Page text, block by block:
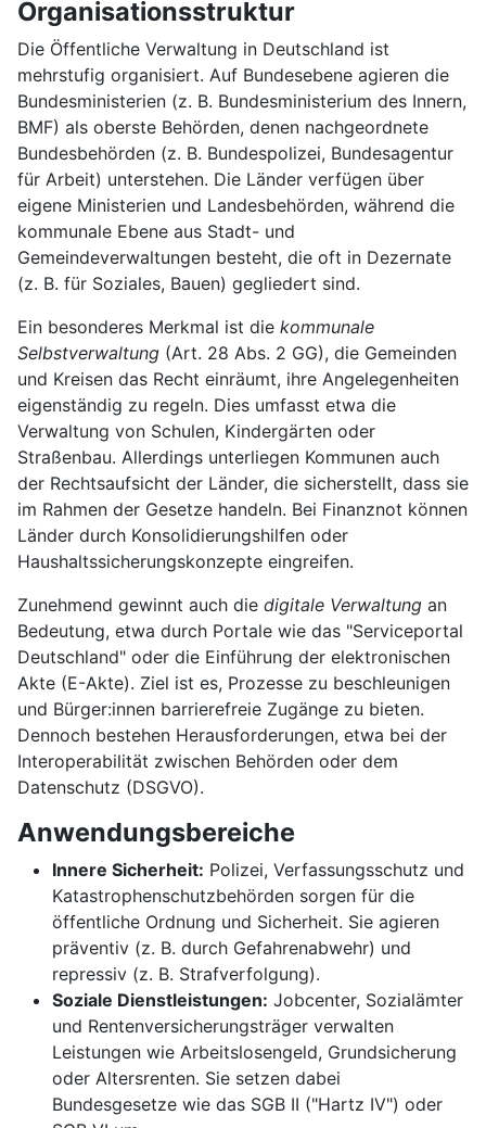
Organisationsstruktur
Die Öffentliche Verwaltung in Deutschland ist
mehrstufig organisiert. Auf Bundesebene agieren die
Bundesministerien (z. B. Bundesministerium des Innern,
BMF) als oberste Behörden, denen nachgeordnete
Bundesbehörden (z. B. Bundespolizei, Bundesagentur
für Arbeit) unterstehen. Die Länder verfügen über
eigene Ministerien und Landesbehörden, während die
kommunale Ebene aus Stadt- und
Gemeindeverwaltungen besteht, die oft in Dezernate
(z. B. für Soziales, Bauen) gegliedert sind.
Ein besonderes Merkmal ist die kommunale
Selbstverwaltung (Art. 28 Abs. 2 GG), die Gemeinden
und Kreisen das Recht einräumt, ihre Angelegenheiten
eigenständig zu regeln. Dies umfasst etwa die
Verwaltung von Schulen, Kindergärten oder
Straßenbau. Allerdings unterliegen Kommunen auch
der Rechtsaufsicht der Länder, die sicherstellt, dass sie
im Rahmen der Gesetze handeln. Bei Finanznot können
Länder durch Konsolidierungshilfen oder
Haushaltssicherungskonzepte eingreifen.
Zunehmend gewinnt auch die digitale Verwaltung an
Bedeutung, etwa durch Portale wie das "Serviceportal
Deutschland" oder die Einführung der elektronischen
Akte (E-Akte). Ziel ist es, Prozesse zu beschleunigen
und Bürger:innen barrierefreie Zugänge zu bieten.
Dennoch bestehen Herausforderungen, etwa bei der
Interoperabilität zwischen Behörden oder dem
Datenschutz (DSGVO).
Anwendungsbereiche
Innere Sicherheit: Polizei, Verfassungsschutz und
Katastrophenschutzbehörden sorgen für die
öffentliche Ordnung und Sicherheit. Sie agieren
präventiv (z. B. durch Gefahrenabwehr) und
repressiv (z. B. Strafverfolgung).
Soziale Dienstleistungen: Jobcenter, Sozialämter
und Rentenversicherungsträger verwalten
Leistungen wie Arbeitslosengeld, Grundsicherung
oder Altersrenten. Sie setzen dabei
Bundesgesetze wie das SGB II ("Hartz IV") oder